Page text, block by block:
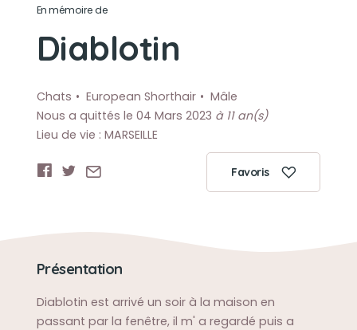
En mémoire de
Diablotin
Chats European Shorthair
Mâle
Nous a quittés le 04 Mars 2023 à 11 an(s)
Lieu de vie : MARSEILLE
Favoris
Présentation
Diablotin est arrivé un soir à la maison en
passant par la fenêtre, il m' a regardé puis a